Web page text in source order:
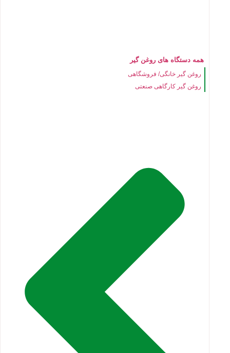
همه دستگاه های روغن گیر
روغن گیر خانگی/ فروشگاهی
روغن گیر کارگاهی صنعتی